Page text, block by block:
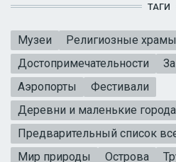
ТАГИ
Музеи
Религиозные храмы
Достопримечательности
Аэропорты
Фестивали
Деревни и маленькие города
Предварительный список
Мир природы
Острова